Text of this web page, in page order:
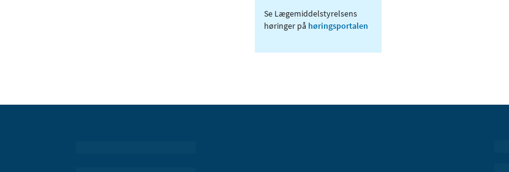
Se Lægemiddelstyrelsens
høringer på høringsportalen